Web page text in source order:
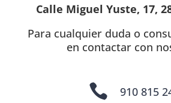
Calle Miguel Yuste, 17,
Para cualquier duda o
en contactar con
 910 815